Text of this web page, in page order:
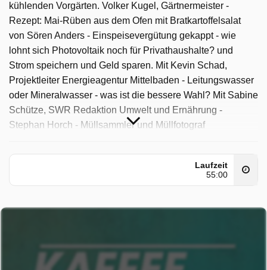
kühlenden Vorgärten. Volker Kugel, Gärtnermeister -
Rezept: Mai-Rüben aus dem Ofen mit Bratkartoffelsalat
von Sören Anders - Einspeisevergütung gekappt - wie
lohnt sich Photovoltaik noch für Privathaushalte? und
Strom speichern und Geld sparen. Mit Kevin Schad,
Projektleiter Energieagentur Mittelbaden - Leitungswasser
oder Mineralwasser - was ist die bessere Wahl? Mit Sabine
Schütze, SWR Redaktion Umwelt und Ernährung -
Stephan Horch - Müllsammler und Müllfotograf
Laufzeit
55:00